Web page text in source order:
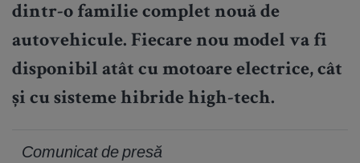
dintr-o familie complet nouă de
autovehicule. Fiecare nou model va fi
disponibil atât cu motoare electrice, cât
și cu sisteme hibride high-tech.
Comunicat de presă